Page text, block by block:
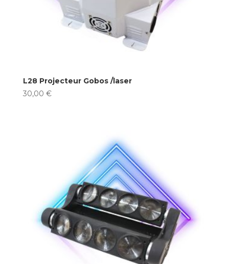
L28 Projecteur Gobos /laser
30,00 €